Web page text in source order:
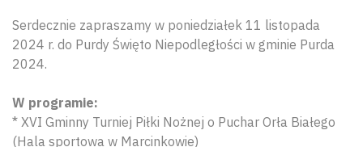
Serdecznie zapraszamy w poniedziałek 11 listopada
2024 r. do Purdy Święto Niepodległości w gminie Purda
2024.
W programie:
* XVI Gminny Turniej Piłki Nożnej o Puchar Orła Białego
(Hala sportowa w Marcinkowie)